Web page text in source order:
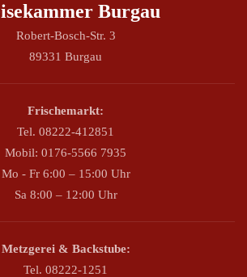
Burgau
Robert-Bosch-Str. 3
89331 Burgau
Frischemarkt:
Tel. 08222-412851
Mobil: 0176-5566 7935
Mo - Fr 6:00 – 15:00 Uhr
Sa 8:00 – 12:00 Uhr
Metzgerei & Backstube:
Tel. 08222-1251